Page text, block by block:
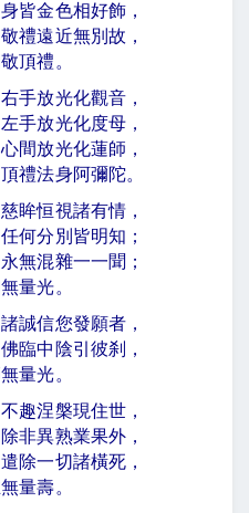
皆金色相好飾，
禮遠近無別故，
頂禮。
手放光化觀音，
手放光化度母，
間放光化蓮師，
禮法身阿彌陀。
眸恒視諸有情，
何分別皆明知；
無混雜一一聞；
量光。
誠信您發願者，
臨中陰引彼刹，
量光。
趣涅槃現住世，
非異熟業果外，
除一切諸橫死，
量壽。